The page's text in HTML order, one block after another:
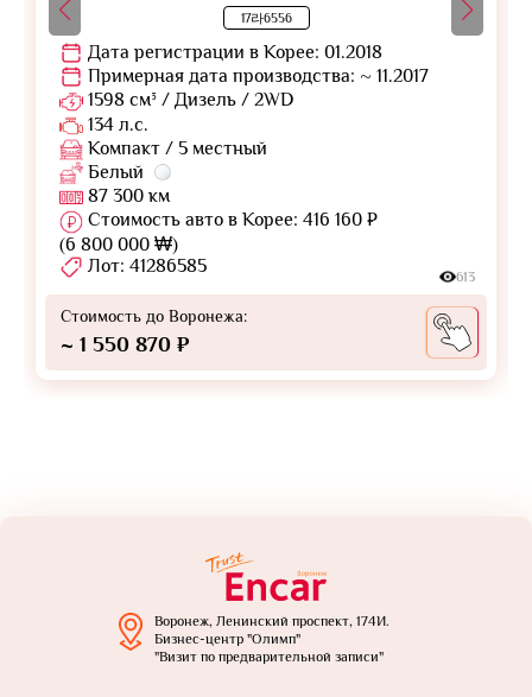
17라6556
Дата регистрации в Корее: 01.2018
Примерная дата производства: ~ 11.2017
1598 см³ / Дизель / 2WD
134 л.с.
Компакт / 5 местный
Белый
87 300 км
Стоимость авто в Корее: 416 160 ₽
(6 800 000 ₩)
Лот: 41286585
613
Стоимость до Воронежа:
~ 1 550 870 ₽
Воронеж, Ленинский проспект, 174И.
Бизнес-центр "Олимп"
"Визит по предварительной записи"